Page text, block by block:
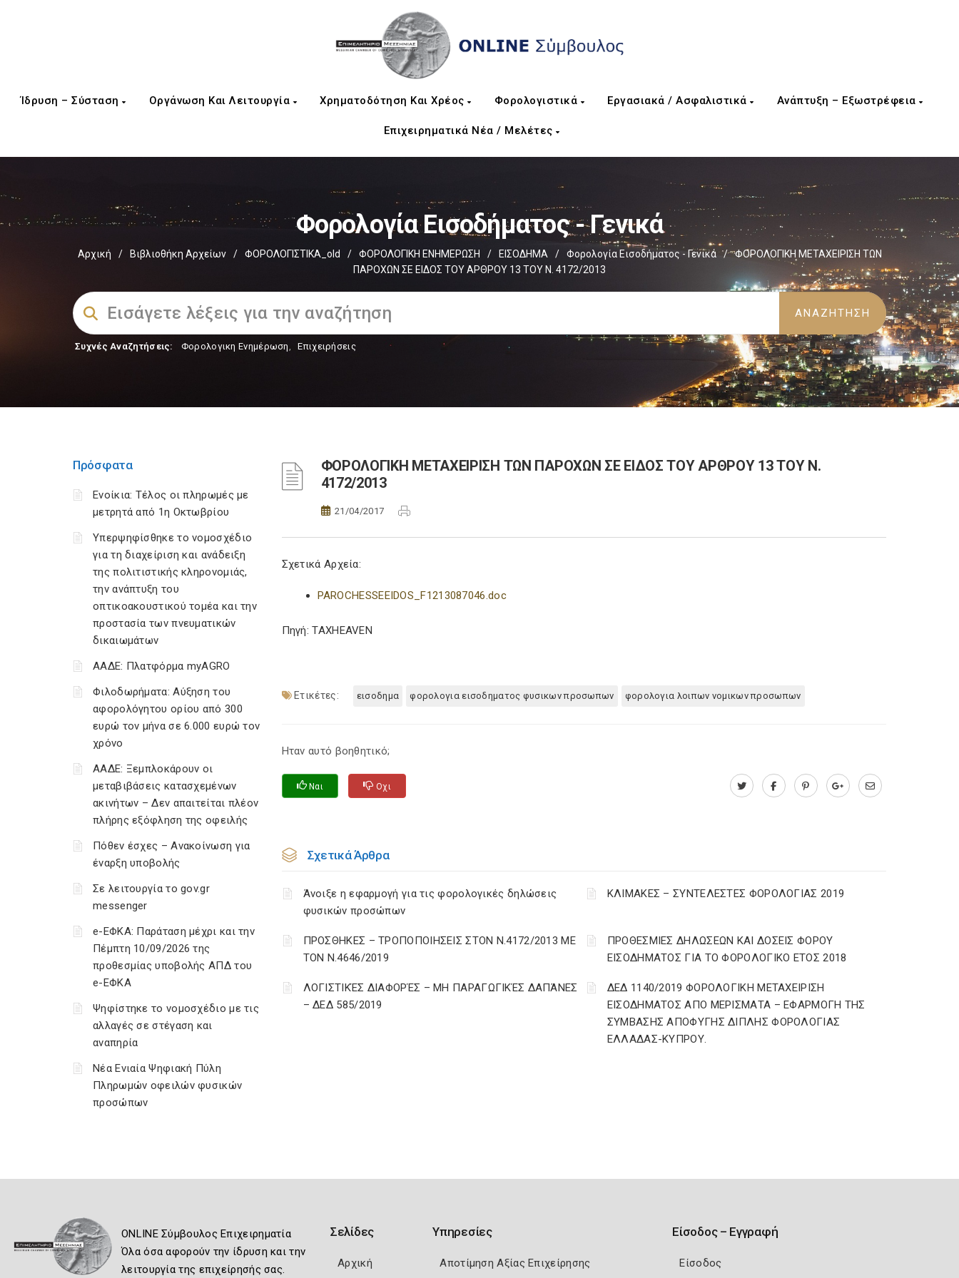
Ίδρυση – Σύσταση Οργάνωση Και Λειτουργία Χρηματοδότηση Και Χρέος Φορολογιστικά Εργασιακά / Ασφαλιστικά Ανάπτυξη – Εξωστρέφεια
Επιχειρηματικά Νέα / Μελέτες
Φορολογία Εισοδήματος - Γενικά
Αρχική / Βιβλιοθήκη Αρχείων / ΦΟΡΟΛΟΓΙΣΤΙΚΑ_old / ΦΟΡΟΛΟΓΙΚΗ ΕΝΗΜΕΡΩΣΗ / ΕΙΣΟΔΗΜΑ / Φορολογία Εισοδήματος - Γενικά /
ΦΟΡΟΛΟΓΙΚΗ ΜΕΤΑΧΕΙΡΙΣΗ ΤΩΝ
ΠΑΡΟΧΩΝ ΣΕ ΕΙΔΟΣ ΤΟΥ ΑΡΘΡΟΥ 13 ΤΟΥ Ν. 4172/2013
Συχνές Αναζητήσεις: Φορολογικη Ενημέρωση, Επιχειρήσεις
Πρόσφατα
Ενοίκια: Τέλος οι πληρωμές με
μετρητά από 1η Οκτωβρίου
Υπερψηφίσθηκε το νομοσχέδιο
για τη διαχείριση και ανάδειξη
της πολιτιστικής κληρονομιάς,
την ανάπτυξη του
οπτικοακουστικού τομέα και την
προστασία των πνευματικών
δικαιωμάτων
ΑΑΔΕ: Πλατφόρμα myAGRO
Φιλοδωρήματα: Αύξηση του
αφορολόγητου ορίου από 300
ευρώ τον μήνα σε 6.000 ευρώ τον
χρόνο
ΑΑΔΕ: Ξεμπλοκάρουν οι
μεταβιβάσεις κατασχεμένων
ακινήτων – Δεν απαιτείται πλέον
πλήρης εξόφληση της οφειλής
Πόθεν έσχες – Ανακοίνωση για
έναρξη υποβολής
Σε λειτουργία το gov.gr
messenger
e-ΕΦΚΑ: Παράταση μέχρι και την
Πέμπτη 10/09/2026 της
προθεσμίας υποβολής ΑΠΔ του
e-ΕΦΚΑ
Ψηφίστηκε το νομοσχέδιο με τις
αλλαγές σε στέγαση και
αναπηρία
Νέα Ενιαία Ψηφιακή Πύλη
Πληρωμών οφειλών φυσικών
προσώπων
ΦΟΡΟΛΟΓΙΚΗ ΜΕΤΑΧΕΙΡΙΣΗ ΤΩΝ ΠΑΡΟΧΩΝ ΣΕ ΕΙΔΟΣ ΤΟΥ ΑΡΘΡΟΥ 13 ΤΟΥ Ν.
4172/2013
21/04/2017
Σχετικά Αρχεία:
PAROCHESSEEIDOS_F1213087046.doc
Πηγή: TAXHEAVEN
Ετικέτες: εισοδημα φορολογια εισοδηματος φυσικων προσωπων φορολογια λοιπων νομικων προσωπων
Ηταν αυτό βοηθητικό;
Ναι Οχι
Σχετικά Άρθρα
Άνοιξε η εφαρμογή για τις φορολογικές δηλώσεις
φυσικών προσώπων
ΚΛΙΜΑΚΕΣ – ΣΥΝΤΕΛΕΣΤΕΣ ΦΟΡΟΛΟΓΙΑΣ 2019
ΠΡΟΣΘΗΚΕΣ – ΤΡΟΠΟΠΟΙΗΣΕΙΣ ΣΤΟΝ Ν.4172/2013 ΜΕ
ΤΟΝ Ν.4646/2019
ΠΡΟΘΕΣΜΙΕΣ ΔΗΛΩΣΕΩΝ ΚΑΙ ΔΟΣΕΙΣ ΦΟΡΟΥ
ΕΙΣΟΔΗΜΑΤΟΣ ΓΙΑ ΤΟ ΦΟΡΟΛΟΓΙΚΟ ΕΤΟΣ 2018
ΛΟΓΙΣΤΙΚΈΣ ΔΙΑΦΟΡΈΣ – ΜΗ ΠΑΡΑΓΩΓΙΚΈΣ ΔΑΠΆΝΕΣ
– ΔΕΔ 585/2019
ΔΕΔ 1140/2019 ΦΟΡΟΛΟΓΙΚΗ ΜΕΤΑΧΕΙΡΙΣΗ
ΕΙΣΟΔΗΜΑΤΟΣ ΑΠΟ ΜΕΡΙΣΜΑΤΑ – ΕΦΑΡΜΟΓΗ ΤΗΣ
ΣΥΜΒΑΣΗΣ ΑΠΟΦΥΓΗΣ ΔΙΠΛΗΣ ΦΟΡΟΛΟΓΙΑΣ
ΕΛΛΑΔΑΣ-ΚΥΠΡΟΥ.
ONLINE Σύμβουλος Επιχειρηματία
Όλα όσα αφορούν την ίδρυση και την
λειτουργία της επιχείρησής σας.
Σελίδες
Αρχική
Υπηρεσίες
Αποτίμηση Αξίας Επιχείρησης
Είσοδος – Εγγραφή
Είσοδος